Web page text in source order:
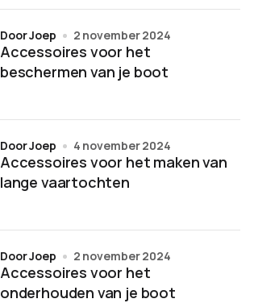
Accessoires voor het
beschermen van je boot
door Joep 2 november 2024
Accessoires voor het maken van
lange vaartochten
door Joep 4 november 2024
Accessoires voor het
onderhouden van je boot
door Joep 2 november 2024